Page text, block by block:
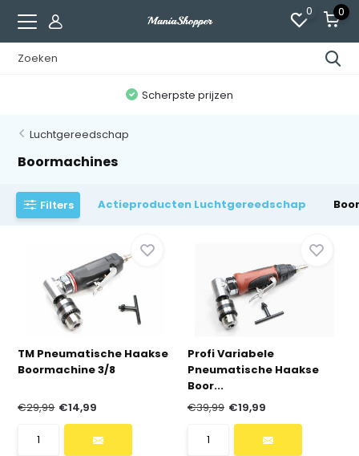
0 0
Scherpste prijzen
Luchtgereedschap
Boormachines
Filters Actieproducten Luchtgereedschap
TM Pneumatische Haakse
Boormachine 3/8
€29,99 €14,99
Profi Variabele
Pneumatische Haakse
Boor...
€39,99 €19,99